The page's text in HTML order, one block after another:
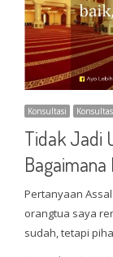
Konsultasi
Tidak Jadi
Bagaimana
Pertanyaan
orangtua saya
sudah, tetapi